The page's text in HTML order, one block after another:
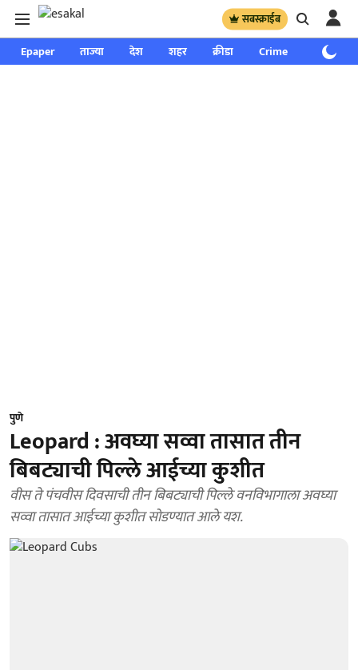
सबस्क्राईब
Epaper ताज्या देश शहर क्रीडा Crime साप्ताहिक
पुणे
Leopard : अवघ्या सव्वा तासात तीन
बिबट्याची पिल्ले आईच्या कुशीत
वीस ते पंचवीस दिवसाची तीन बिबट्याची पिल्ले वनविभागाला अवघ्या
सव्वा तासात आईच्या कुशीत सोडण्यात आले यश.